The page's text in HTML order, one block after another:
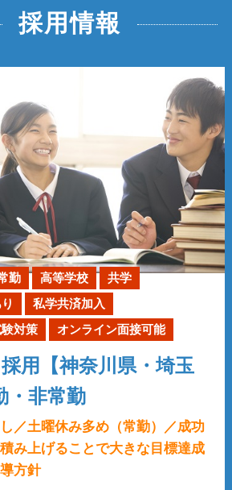
採用情報
勤 高等学校
共学
私学共済加入
対策
オンライン面接可能
用【神奈川県・埼玉
・非常勤
／土曜休み多め（常勤）／成功
み上げることで大きな目標達成
方針